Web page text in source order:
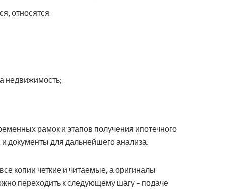
относятся:
недвижимость;
рамок и этапов получения ипотечного
документы для дальнейшего анализа.
копии четкие и читаемые, а оригиналы
переходить к следующему шагу – подаче